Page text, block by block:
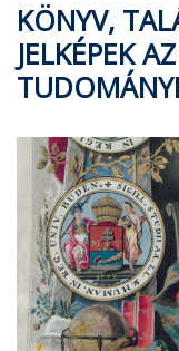
KÖNYV,
JELKÉPEK